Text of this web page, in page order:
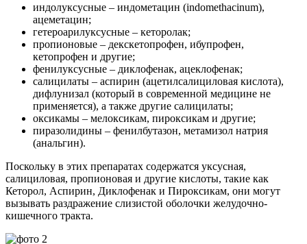
индолуксусные – индометацин (indomethacinum),
ацеметацин;
гетероарилуксусные – кеторолак;
пропионовые – декскетопрофен, ибупрофен,
кетопрофен и другие;
фенилуксусные – диклофенак, ацеклофенак;
салицилаты – аспирин (ацетилсалициловая кислота),
дифлунизал (который в современной медицине не
применяется), а также другие салицилаты;
оксикамы – мелоксикам, пироксикам и другие;
пиразолидины – фенилбутазон, метамизол натрия
(анальгин).
Поскольку в этих препаратах содержатся уксусная,
салициловая, пропионовая и другие кислоты, такие как
Кеторол, Аспирин, Диклофенак и Пироксикам, они могут
вызывать раздражение слизистой оболочки желудочно-
кишечного тракта.